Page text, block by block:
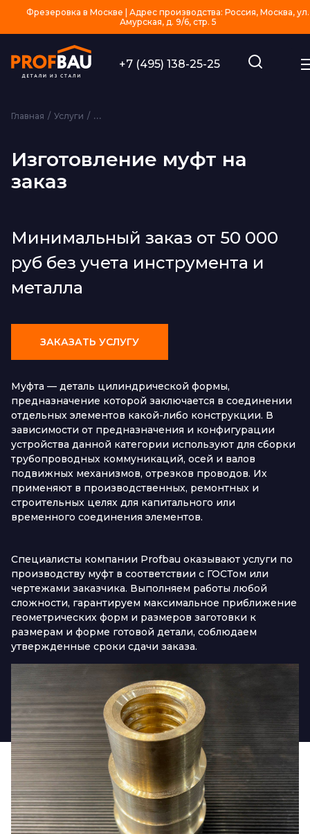
Фрезеровка в Москве | Адрес производства: Россия, Москва, ул.
Амурская, д. 9/6, стр. 5
+7 (495) 138-25-25
Главная Услуги Изготовление изделий из металла на заказ
Изготовление муфт на
заказ
Минимальный заказ от 50 000
руб без учета инструмента и
металла
ЗАКАЗАТЬ УСЛУГУ
Муфта — деталь цилиндрической формы,
предназначение которой заключается в соединении
отдельных элементов какой-либо конструкции. В
зависимости от предназначения и конфигурации
устройства данной категории используют для сборки
трубопроводных коммуникаций, осей и валов
подвижных механизмов, отрезков проводов. Их
применяют в производственных, ремонтных и
строительных целях для капитального или
временного соединения элементов.
Специалисты компании Profbau оказывают услуги по
производству муфт в соответствии с ГОСТом или
чертежами заказчика. Выполняем работы любой
сложности, гарантируем максимальное приближение
геометрических форм и размеров заготовки к
размерам и форме готовой детали, соблюдаем
утвержденные сроки сдачи заказа.